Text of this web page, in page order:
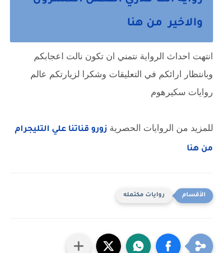
والاخير من هنا
انتهت احداث الرواية نتمني ان تكون نالت اعجابكم
وبانتظار ارائكم في التعليقات وشكرا لزيارتكم عالم
روايات سكيرهوم
للمزيد من الروايات الحصرية زورو قناتنا علي التليجرام
من هنا
روايات مكتمله